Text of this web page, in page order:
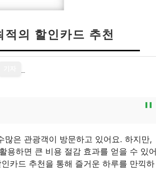
의 할인카드 추천
은 관광객이 방문하고 있어요. 하지만,
용하면 큰 비용 절감 효과를 얻을 수 있어
카드 추천을 통해 즐거운 하루를 만끽하